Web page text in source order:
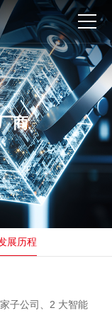
商
展历程
子公司、2 大智能